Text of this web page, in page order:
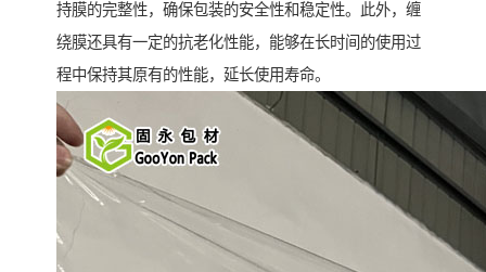
持膜的完整性，确保包装的安全性和稳定性。此外，缠
绕膜还具有一定的抗老化性能，能够在长时间的使用过
程中保持其原有的性能，延长使用寿命。